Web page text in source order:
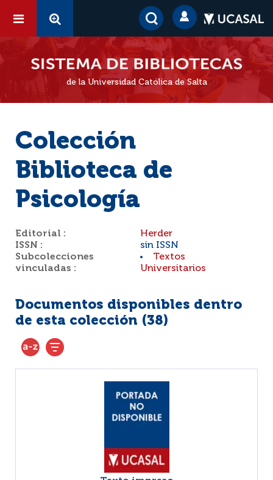
de la Universidad Católica de Salta
Colección
Biblioteca de
Psicología
Editorial :
Herder
ISSN :
sin ISSN
Subcolecciones
vinculadas :
Textos
Universitarios
Documentos disponibles dentro
de esta colección (38)